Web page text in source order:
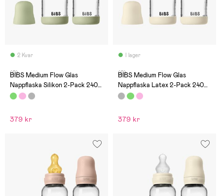
2 Kvar
(0)
BIBS Medium Flow Glas
Nappflaska Silikon 2-Pack 240
ml, Sage
379 kr
I lager
(0)
BIBS Medium Flow Glas
Nappflaska Latex 2-Pack 240
ml, Ivory
379 kr